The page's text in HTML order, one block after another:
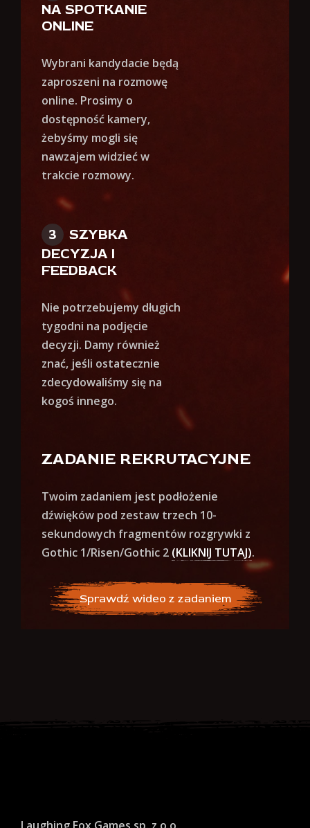
NA SPOTKANIE
ONLINE
Wybrani kandydacie będą
zaproszeni na rozmowę
online. Prosimy o
dostępność kamery,
żebyśmy mogli się
nawzajem widzieć w
trakcie rozmowy.
SZYBKA
DECYZJA I
FEEDBACK
Nie potrzebujemy długich
tygodni na podjęcie
decyzji. Damy również
znać, jeśli ostatecznie
zdecydowaliśmy się na
kogoś innego.
ZADANIE REKRUTACYJNE
Twoim zadaniem jest podłożenie
dźwięków pod zestaw trzech 10-
sekundowych fragmentów rozgrywki z
Gothic 1/Risen/Gothic 2 (KLIKNIJ TUTAJ).
Sprawdź wideo z zadaniem